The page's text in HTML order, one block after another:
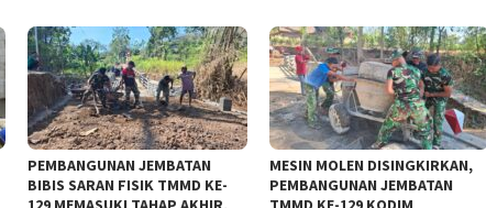
PEMBANGUNAN JEMBATAN
BIBIS SARAN FISIK TMMD KE-
MESIN MOLEN DISINGKIRKAN,
PEMBANGUNAN JEMBATAN